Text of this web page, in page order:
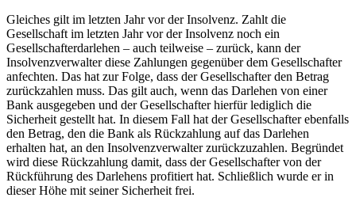
Gleiches gilt im letzten Jahr vor der Insolvenz. Zahlt die
Gesellschaft im letzten Jahr vor der Insolvenz noch ein
Gesellschafterdarlehen – auch teilweise – zurück, kann der
Insolvenzverwalter diese Zahlungen gegenüber dem Gesellschafter
anfechten. Das hat zur Folge, dass der Gesellschafter den Betrag
zurückzahlen muss. Das gilt auch, wenn das Darlehen von einer
Bank ausgegeben und der Gesellschafter hierfür lediglich die
Sicherheit gestellt hat. In diesem Fall hat der Gesellschafter ebenfalls
den Betrag, den die Bank als Rückzahlung auf das Darlehen
erhalten hat, an den Insolvenzverwalter zurückzuzahlen. Begründet
wird diese Rückzahlung damit, dass der Gesellschafter von der
Rückführung des Darlehens profitiert hat. Schließlich wurde er in
dieser Höhe mit seiner Sicherheit frei.